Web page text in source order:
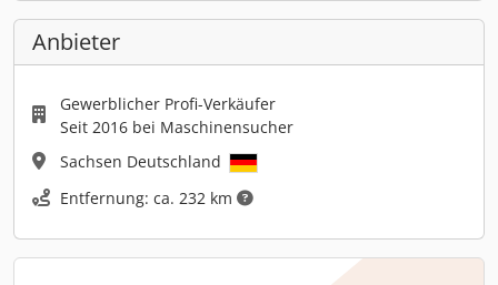
Anbieter
Gewerblicher Profi-Verkäufer
Seit 2016 bei Maschinensucher
Sachsen Deutschland
Entfernung: ca. 232 km